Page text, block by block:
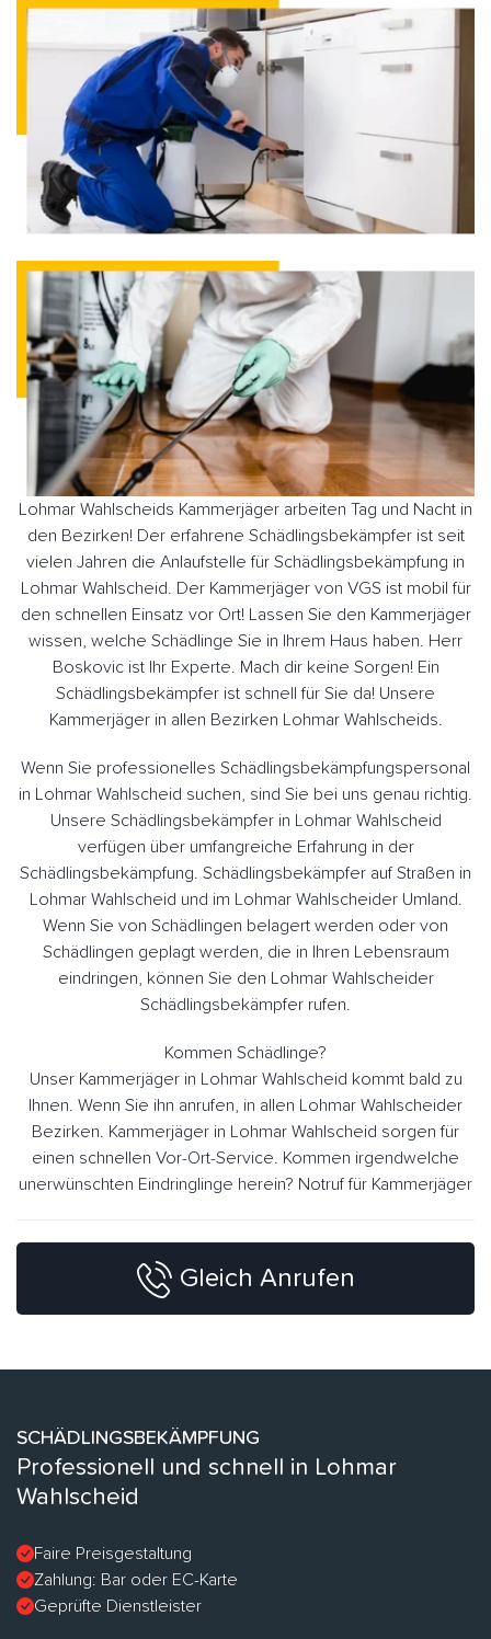
Lohmar Wahlscheids Kammerjäger arbeiten Tag und Nacht in
den Bezirken! Der erfahrene Schädlingsbekämpfer ist seit
vielen Jahren die Anlaufstelle für Schädlingsbekämpfung in
Lohmar Wahlscheid. Der Kammerjäger von VGS ist mobil für
den schnellen Einsatz vor Ort! Lassen Sie den Kammerjäger
wissen, welche Schädlinge Sie in Ihrem Haus haben. Herr
Boskovic ist Ihr Experte. Mach dir keine Sorgen! Ein
Schädlingsbekämpfer ist schnell für Sie da! Unsere
Kammerjäger in allen Bezirken Lohmar Wahlscheids.
Wenn Sie professionelles Schädlingsbekämpfungspersonal
in Lohmar Wahlscheid suchen, sind Sie bei uns genau richtig.
Unsere Schädlingsbekämpfer in Lohmar Wahlscheid
verfügen über umfangreiche Erfahrung in der
Schädlingsbekämpfung. Schädlingsbekämpfer auf Straßen in
Lohmar Wahlscheid und im Lohmar Wahlscheider Umland.
Wenn Sie von Schädlingen belagert werden oder von
Schädlingen geplagt werden, die in Ihren Lebensraum
eindringen, können Sie den Lohmar Wahlscheider
Schädlingsbekämpfer rufen.
Kommen Schädlinge?
Unser Kammerjäger in Lohmar Wahlscheid kommt bald zu
Ihnen. Wenn Sie ihn anrufen, in allen Lohmar Wahlscheider
Bezirken. Kammerjäger in Lohmar Wahlscheid sorgen für
einen schnellen Vor-Ort-Service. Kommen irgendwelche
unerwünschten Eindringlinge herein? Notruf für Kammerjäger
Gleich Anrufen
SCHÄDLINGSBEKÄMPFUNG
Professionell und schnell in Lohmar
Wahlscheid
Faire Preisgestaltung
Zahlung: Bar oder EC-Karte
Geprüfte Dienstleister